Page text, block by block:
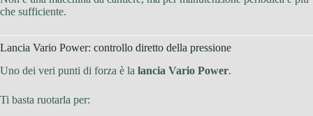
che sufficiente.
Lancia Vario Power: controllo diretto della pressione
Uno dei veri punti di forza è la lancia Vario Power.
Ti basta ruotarla per: